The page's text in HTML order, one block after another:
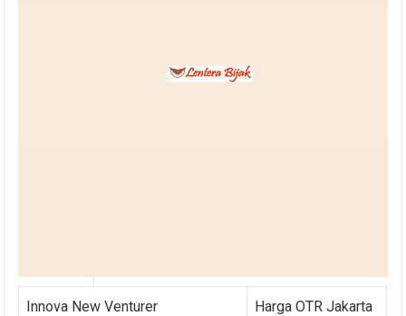
Innova New Venturer Harga OTR Jakarta